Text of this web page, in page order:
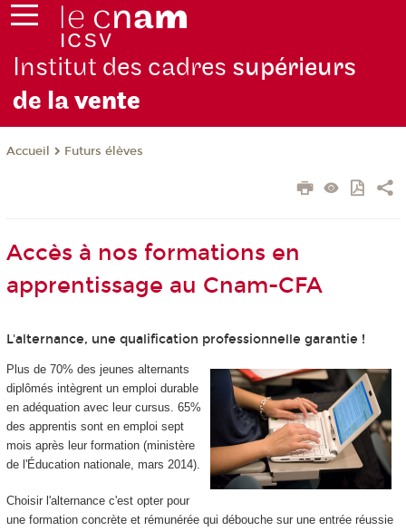
Institut des cadres supérieurs
de lavente
Accueil Futurs élèves
Accès à nos formations en
apprentissage au Cnam-CFA
L'alternance, une qualification professionnelle garantie !
Plus de 70% des jeunes alternants
diplômés intègrent un emploi durable
en adéquation avec leur cursus. 65%
des apprentis sont en emploi sept
mois après leur formation (ministère
de l'Éducation nationale, mars 2014).
Choisir l'alternance c'est opter pour
une formation concrète et rémunérée qui débouche sur une entrée réussie